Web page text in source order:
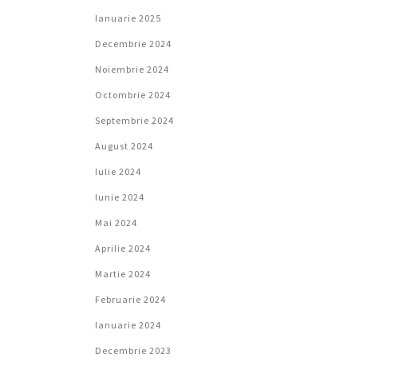
Ianuarie 2025
Decembrie 2024
Noiembrie 2024
Octombrie 2024
Septembrie 2024
August 2024
Iulie 2024
Iunie 2024
Mai 2024
Aprilie 2024
Martie 2024
Februarie 2024
Ianuarie 2024
Decembrie 2023